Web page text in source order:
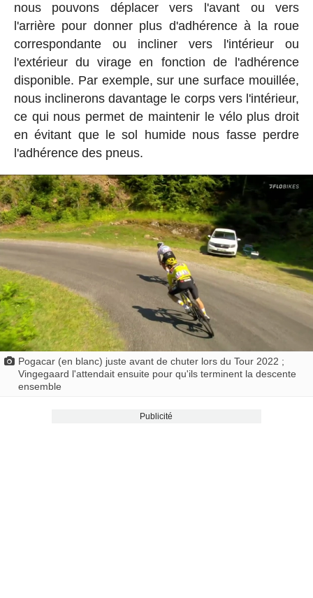
nous pouvons déplacer vers l'avant ou vers
l'arrière pour donner plus d'adhérence à la roue
correspondante ou incliner vers l'intérieur ou
l'extérieur du virage en fonction de l'adhérence
disponible. Par exemple, sur une surface mouillée,
nous inclinerons davantage le corps vers l'intérieur,
ce qui nous permet de maintenir le vélo plus droit
en évitant que le sol humide nous fasse perdre
l'adhérence des pneus.
Pogacar (en blanc) juste avant de chuter lors du Tour 2022 ;
Vingegaard l'attendait ensuite pour qu'ils terminent la descente
ensemble
Publicité